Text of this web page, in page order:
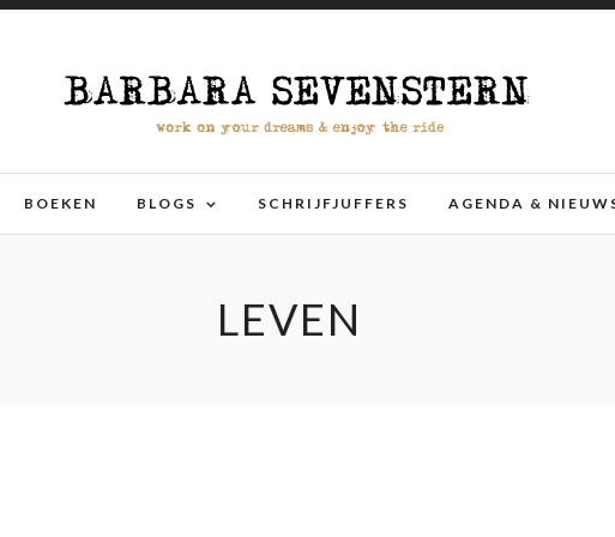
BOEKEN BLOGS SCHRIJFJUFFERS AGENDA &
LEVEN